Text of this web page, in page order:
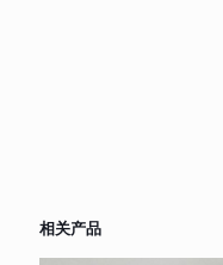
相关产品